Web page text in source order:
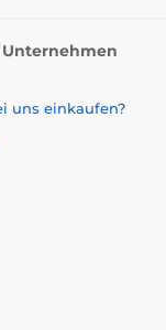
Unternehmen
uns einkaufen?